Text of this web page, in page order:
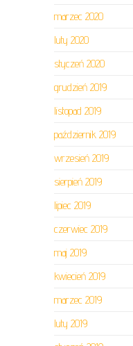
marzec 2020
luty 2020
styczeń 2020
grudzień 2019
listopad 2019
październik 2019
wrzesień 2019
sierpień 2019
lipiec 2019
czerwiec 2019
maj 2019
kwiecień 2019
marzec 2019
luty 2019